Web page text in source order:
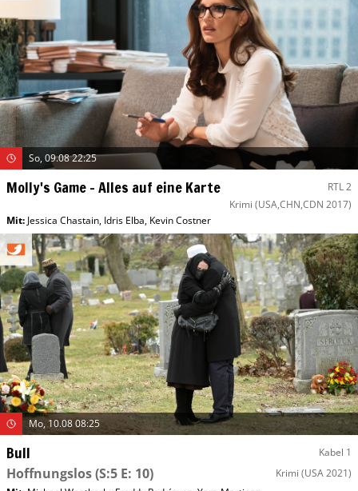
So, 09.08 22:25
Molly's Game – Alles auf eine Karte
RTL 2
Krimi (USA,CHN,CDN 2017)
Mit: Jessica Chastain, Idris Elba, Kevin Costner
Mo, 10.08 08:25
Bull Kabel 1
Hoffnungslos(S:5 E: 10) Krimi (USA 2021)